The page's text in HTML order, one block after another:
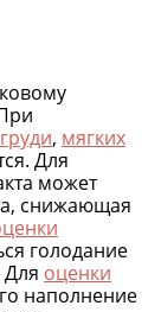
груди, мягких
Для
может
снижающая
голодание
оценки
наполнение